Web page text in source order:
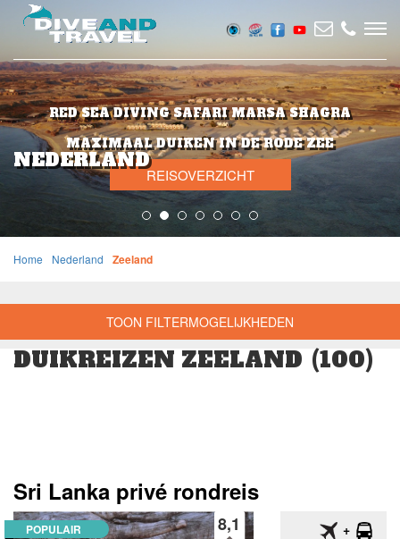
RED SEA DIVING SAFARI MARSA SHAGRA
MAXIMAAL DUIKEN IN DE RODE ZEE
REISOVERZICHT
NEDERLAND
Home Nederland Zeeland
TOON FILTERMOGELIJKHEDEN
DUIKREIZEN ZEELAND (100)
Sri Lanka privé rondreis
POPULAIR 8,1